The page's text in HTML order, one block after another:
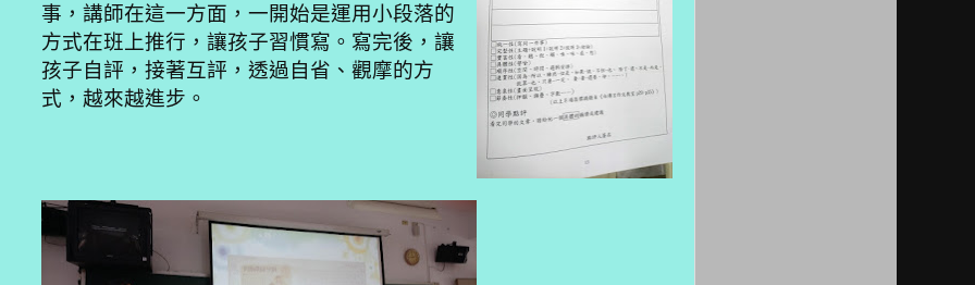
事，講師在這一方面，一開始是運用小段落的
方式在班上推行，讓孩子習慣寫。寫完後，讓
孩子自評，接著互評，透過自省、觀摩的方
式，越來越進步。